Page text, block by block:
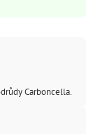
Carboncella.